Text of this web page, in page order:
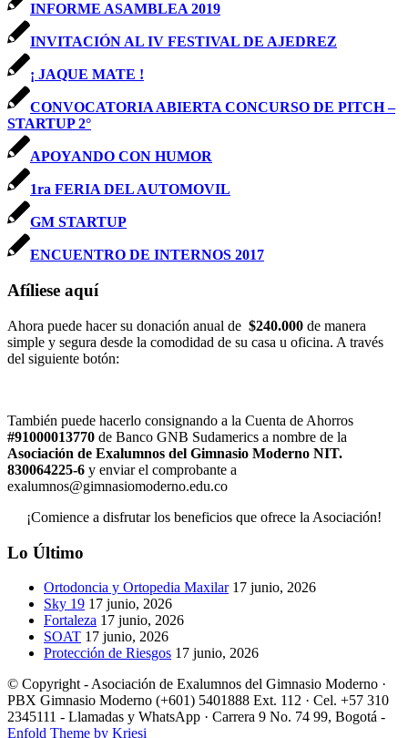
INFORME ASAMBLEA 2019
INVITACIÓN AL IV FESTIVAL DE AJEDREZ
¡ JAQUE MATE !
CONVOCATORIA ABIERTA CONCURSO DE PITCH –
STARTUP 2°
APOYANDO CON HUMOR
1ra FERIA DEL AUTOMOVIL
GM STARTUP
ENCUENTRO DE INTERNOS 2017
Afíliese aquí
Ahora puede hacer su donación anual de $240.000 de manera
simple y segura desde la comodidad de su casa u oficina. A través
del siguiente botón:
También puede hacerlo consignando a la Cuenta de Ahorros
#91000013770 de Banco GNB Sudamerics a nombre de la
Asociación de Exalumnos del Gimnasio Moderno NIT.
830064225-6 y enviar el comprobante a
exalumnos@gimnasiomoderno.edu.co
¡Comience a disfrutar los beneficios que ofrece la Asociación!
Lo Último
Ortodoncia y Ortopedia Maxilar 17 junio, 2026
Sky 19 17 junio, 2026
Fortaleza 17 junio, 2026
SOAT 17 junio, 2026
Protección de Riesgos 17 junio, 2026
© Copyright - Asociación de Exalumnos del Gimnasio Moderno ·
PBX Gimnasio Moderno (+601) 5401888 Ext. 112 · Cel. +57 310
2345111 - Llamadas y WhatsApp · Carrera 9 No. 74 99, Bogotá -
Enfold Theme by Kriesi